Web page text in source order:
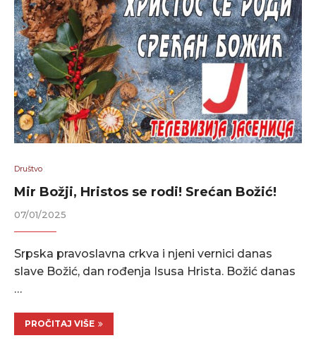
Društvo
Mir Božji, Hristos se rodi! Srećan Božić!
07/01/2025
Srpska pravoslavna crkva i njeni vernici danas
slave Božić, dan rođenja Isusa Hrista. Božić danas
…
PROČITAJ VIŠE